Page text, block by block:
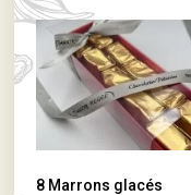
8 Marrons glacés